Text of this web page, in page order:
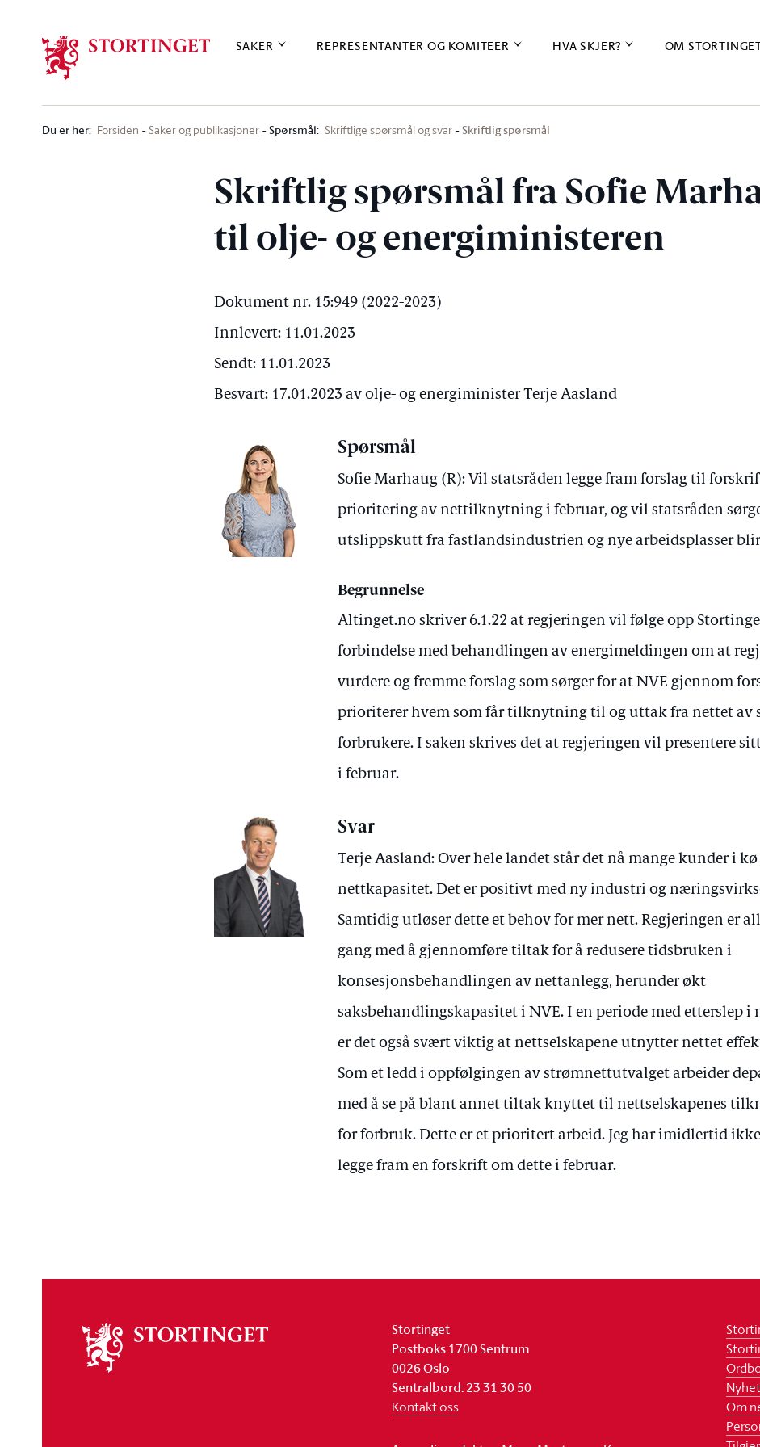
SAKER REPRESENTANTER OG KOMITEER HVA SKJER? OM
Du er her: Forsiden Saker og publikasjoner Spørsmål: Skriftlige spørsmål og svar Skriftlig spørsmål
Skriftlig spørsmål fra Sofie
til olje- og energiministeren
Dokument nr. 15:949 (2022-2023)
Innlevert: 11.01.2023
Sendt: 11.01.2023
Besvart: 17.01.2023 av olje- og energiminister Terje Aasland
Spørsmål
Sofie Marhaug (R): Vil statsråden legge fram forslag til
prioritering av nettilknytning i februar, og vil statsråden
utslippskutt fra fastlandsindustrien og nye arbeidsplasser
Begrunnelse
Altinget.no skriver 6.1.22 at regjeringen vil følge opp
forbindelse med behandlingen av energimeldingen om at
vurdere og fremme forslag som sørger for at NVE gjennom
prioriterer hvem som får tilknytning til og uttak fra nettet av
forbrukere. I saken skrives det at regjeringen vil presentere
i februar.
Svar
Terje Aasland: Over hele landet står det nå mange kunder i kø
nettkapasitet. Det er positivt med ny industri og
Samtidig utløser dette et behov for mer nett. Regjeringen er
gang med å gjennomføre tiltak for å redusere tidsbruken i
konsesjonsbehandlingen av nettanlegg, herunder økt
saksbehandlingskapasitet i NVE. I en periode med etterslep
er det også svært viktig at nettselskapene utnytter nettet
Som et ledd i oppfølgingen av strømnettutvalget arbeider
med å se på blant annet tiltak knyttet til nettselskapenes
for forbruk. Dette er et prioritert arbeid. Jeg har imidlertid
legge fram en forskrift om dette i februar.
stortinget
Stortinget
Postboks 1700 Sentrum
0026 Oslo
Sentralbord: 23 31 30 50
Kontakt oss
Om